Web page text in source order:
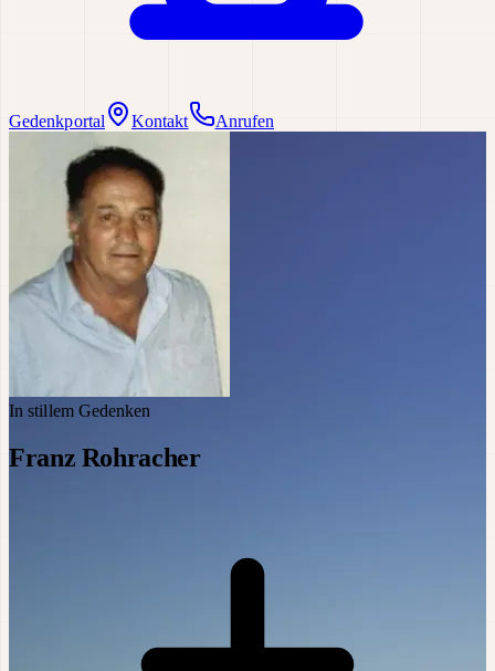
Gedenkportal Kontakt Anrufen
In stillem Gedenken
Franz Rohracher